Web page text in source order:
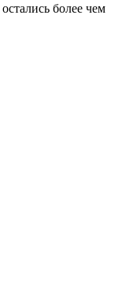
более чем